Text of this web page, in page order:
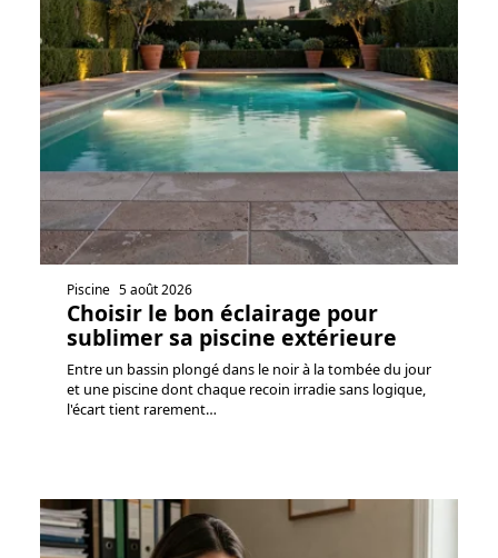
Piscine 5 août 2026
Choisir le bon éclairage pour
sublimer sa piscine extérieure
Entre un bassin plongé dans le noir à la tombée du jour
et une piscine dont chaque recoin irradie sans logique,
l'écart tient rarement…